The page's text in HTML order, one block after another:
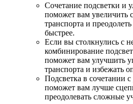
Сочетание подсветки и
поможет вам увеличить
транспорта и
быстрее.
Если вы столкнулись с
комбинирование
поможет вам улучшить
транспорта и избежать
Подсветка в сочетании
поможет вам лучше
преодолевать сложные